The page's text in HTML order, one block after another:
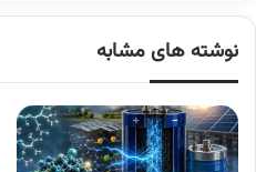
نوشته های مشابه